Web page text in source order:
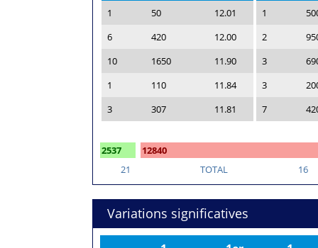
1 50
12.01
6
420
12.00
10
1650
11.90
1
110
11.84
3
307 11.81
1
2
3
3
7
2537
12840
21
TOTAL 16
Variations significatives